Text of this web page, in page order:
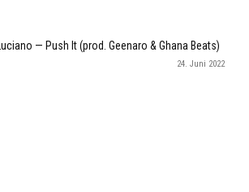
Luciano — Push It (prod. Geenaro & Ghana Beats)
24. Juni 2022